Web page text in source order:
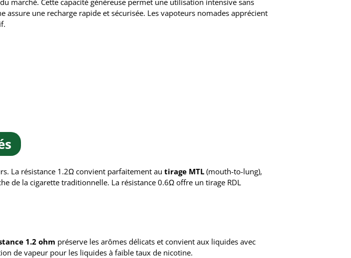
assure une recharge rapide et sécurisée. Les vapoteurs nomades apprécient
La résistance 1.2Ω convient parfaitement autirage MTL (mouth-to-lung),
de la cigarette traditionnelle. La résistance 0.6Ω offre un tirage RDL
1.2 ohm préserve les arômes délicats et convient aux liquides avec
de vapeur pour les liquides à faible taux de nicotine.